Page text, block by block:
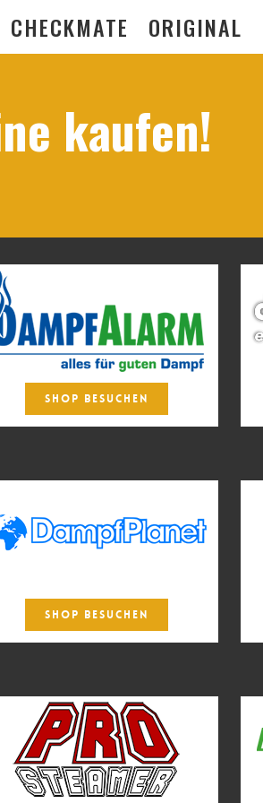
CHECKMATE ORIGINAL
kaufen!
SHOP BESUCHEN
SHOP BESUCHEN